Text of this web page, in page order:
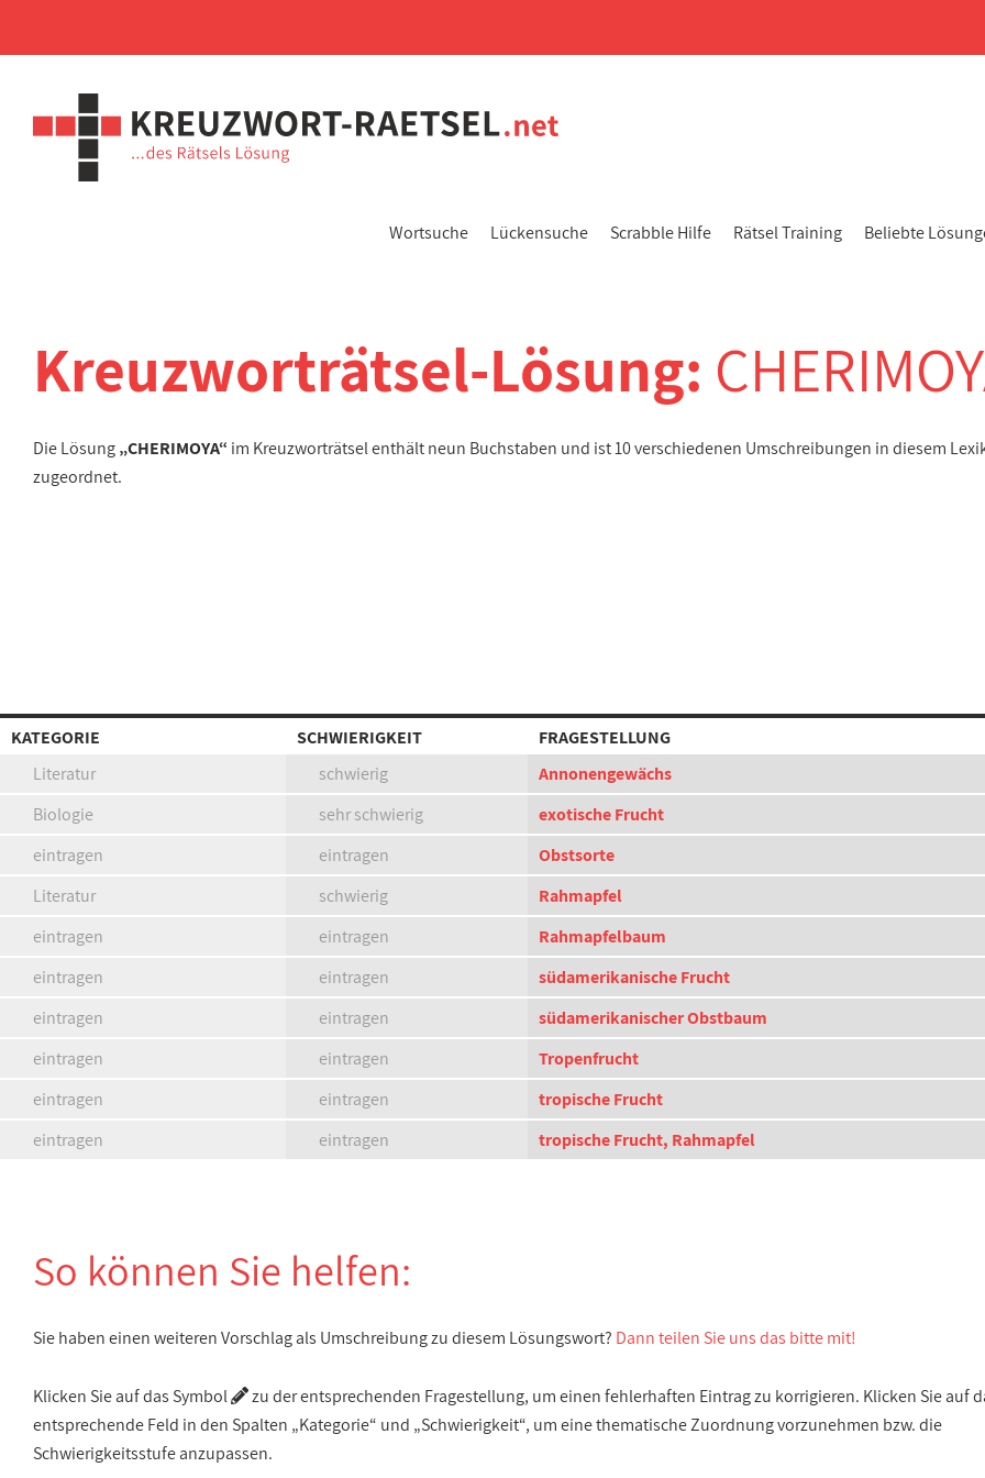
Wortsuche Lückensuche Scrabble Hilfe Rätsel Training Beliebte
Kreuzworträtsel-Lösung:
Die Lösung„CHERIMOYA“ im Kreuzworträtsel enthält neun Buchstaben und ist 10 verschiedenen Umschreibungen in diesem
zugeordnet.
KATEGORIE SCHWIERIGKEIT
FRAGESTELLUNG
Literatur
schwierig
Annonengewächs
Biologie
sehr schwierig
exotische Frucht
eintragen
eintragen
Obstsorte
Literatur
schwierig
Rahmapfel
eintragen
eintragen
Rahmapfelbaum
eintragen
eintragen
südamerikanische Frucht
eintragen
eintragen
südamerikanischer Obstbaum
eintragen
eintragen
Tropenfrucht
eintragen
eintragen
tropische Frucht
eintragen
eintragen tropische Frucht, Rahmapfel
So können Sie helfen:
Sie haben einen weiteren Vorschlag als Umschreibung zu diesem Lösungswort? Dann teilen Sie uns das bitte mit!
Klicken Sie auf das Symbol
zu der entsprechenden Fragestellung, um einen fehlerhaften Eintrag zu korrigieren. Klicken Sie auf
entsprechende Feld in den Spalten „Kategorie“ und „Schwierigkeit“, um eine thematische Zuordnung vorzunehmen bzw. die
Schwierigkeitsstufe anzupassen.